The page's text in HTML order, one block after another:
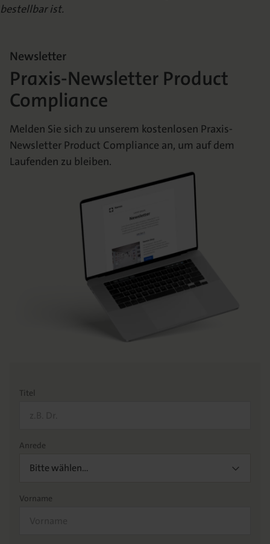
bestellbar ist.
Newsletter
Praxis-Newsletter Product
Compliance
Melden Sie sich zu unserem kostenlosen Praxis-
Newsletter Product Compliance an, um auf dem
Laufenden zu bleiben.
Titel
Anrede
Bitte wählen…
Vorname